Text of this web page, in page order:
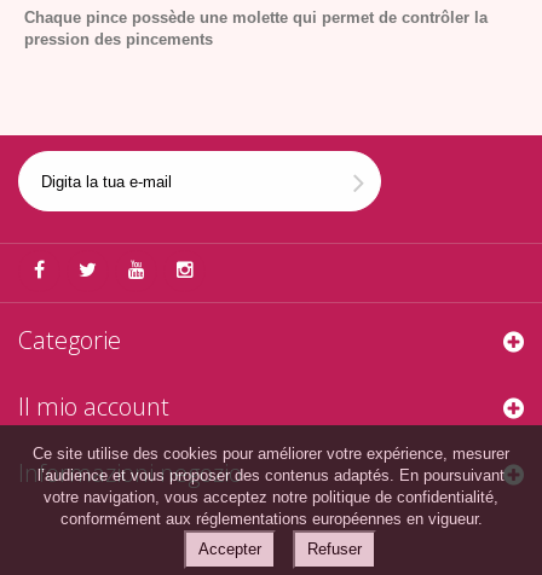
Chaque pince possède une molette qui permet de contrôler la
pression des pincements
Categorie
Il mio account
Informazioni negozio
Ce site utilise des cookies pour améliorer votre expérience, mesurer
l’audience et vous proposer des contenus adaptés. En poursuivant
votre navigation, vous acceptez notre politique de confidentialité,
conformément aux réglementations européennes en vigueur.
Accepter
Refuser